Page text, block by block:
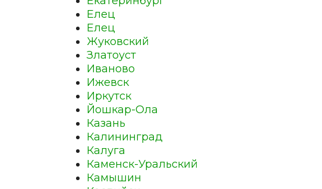
Елец
Елец
Жуковский
Златоуст
Иваново
Ижевск
Иркутск
Йошкар-Ола
Казань
Калининград
Калуга
Каменск-Уральский
Камышин